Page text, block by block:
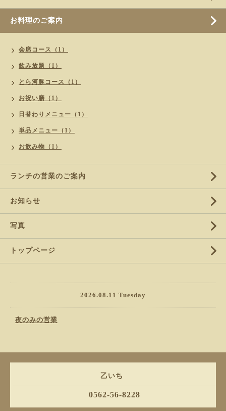
お料理のご案内
会席コース（1）
飲み放題（1）
とら河豚コース（1）
お祝い膳（1）
日替わりメニュー（1）
単品メニュー（1）
お飲み物（1）
ランチの営業のご案内
お知らせ
写真
トップページ
2026.08.11 Tuesday
夜のみの営業
乙いち
0562-56-8228